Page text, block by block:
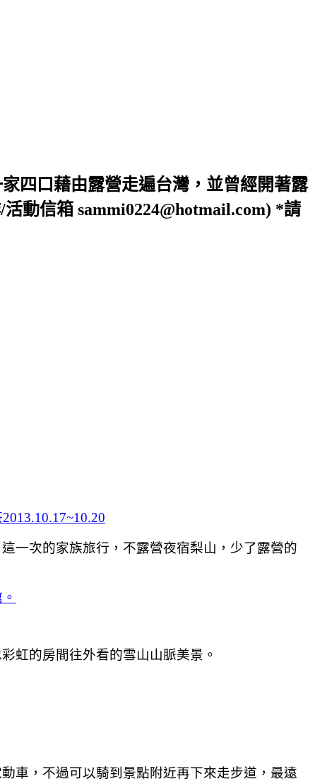
四口藉由露營走遍台灣，並曾經開著露
動信箱 sammi0224@hotmail.com) *請
一次的家族旅行，不露營夜宿梨山，少了露營的
虹的房間往外看的雪山山脈美景。
車，不過可以騎到景點附近再下來走步道，最遠